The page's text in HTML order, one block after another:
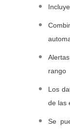
rango
Los
de las
Se